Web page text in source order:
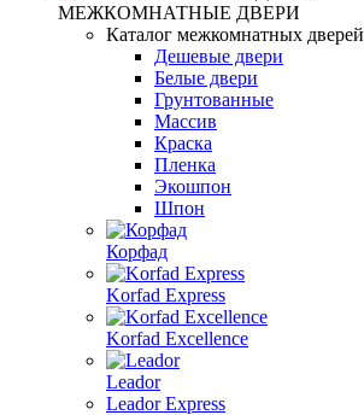
МЕЖКОМНАТНЫЕ ДВЕРИ
Каталог межкомнатных дверей
Дешевые двери
Белые двери
Грунтованные
Массив
Краска
Пленка
Экошпон
Шпон
Корфад
Korfad Express
Korfad Excellence
Leador
Leador Express